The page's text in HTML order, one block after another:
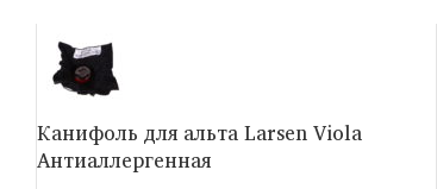
Канифоль для альта Larsen Viola
Антиаллергенная